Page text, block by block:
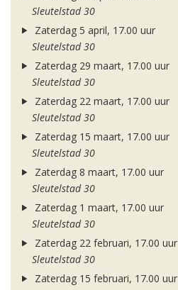
Sleutelstad 30
Zaterdag 5 april, 17.00 uur
Sleutelstad 30
Zaterdag 29 maart, 17.00 uur
Sleutelstad 30
Zaterdag 22 maart, 17.00 uur
Sleutelstad 30
Zaterdag 15 maart, 17.00 uur
Sleutelstad 30
Zaterdag 8 maart, 17.00 uur
Sleutelstad 30
Zaterdag 1 maart, 17.00 uur
Sleutelstad 30
Zaterdag 22 februari, 17.00 uur
Sleutelstad 30
Zaterdag 15 februari, 17.00 uur